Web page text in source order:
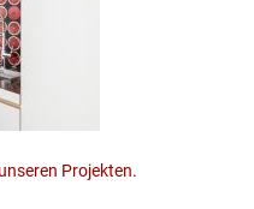
Projekten.